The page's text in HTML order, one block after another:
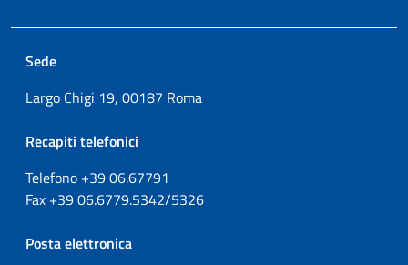
Sede
Largo Chigi 19, 00187 Roma
Recapiti telefonici
Telefono +3906.67791
Fax +3906.6779.5342/5326
Posta elettronica